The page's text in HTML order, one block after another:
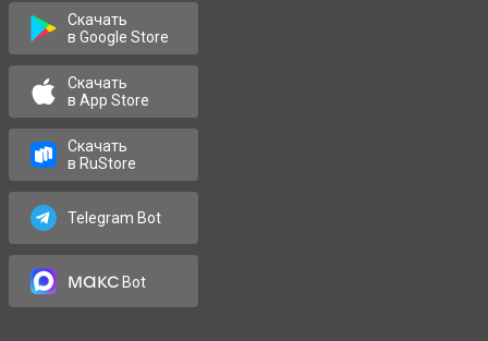
Скачать
в Google Store
Скачать
в App Store
Скачать
в RuStore
Telegram Bot
максBot